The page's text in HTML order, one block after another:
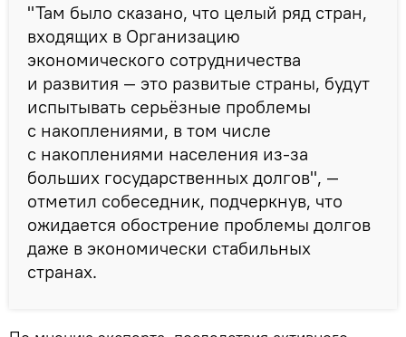
"Там было сказано, что целый ряд стран,
входящих в Организацию
экономического сотрудничества
и развития — это развитые страны, будут
испытывать серьёзные проблемы
с накоплениями, в том числе
с накоплениями населения из-за
больших государственных долгов", —
отметил собеседник, подчеркнув, что
ожидается обострение проблемы долгов
даже в экономически стабильных
странах.